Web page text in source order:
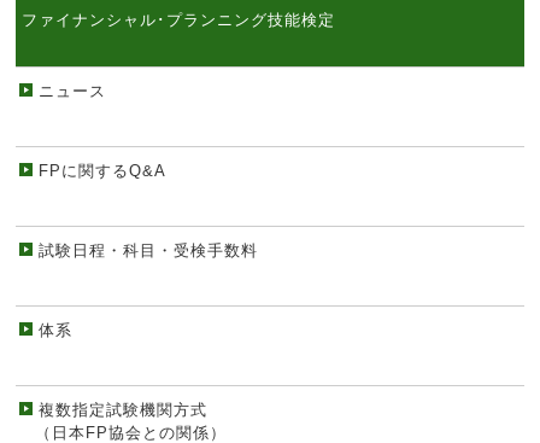
ファイナンシャル･プランニング技能検定
ニュース
FPに関するQ&A
試験日程・科目・受検手数料
体系
複数指定試験機関方式
（日本FP協会との関係）